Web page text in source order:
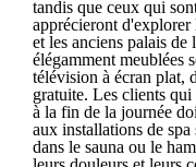
tandis que ceux qui
apprécieront d'explorer
et les anciens palais
élégamment meublées
télévision à écran plat,
gratuite. Les clients
à la fin de la journée
aux installations de
dans le sauna ou le